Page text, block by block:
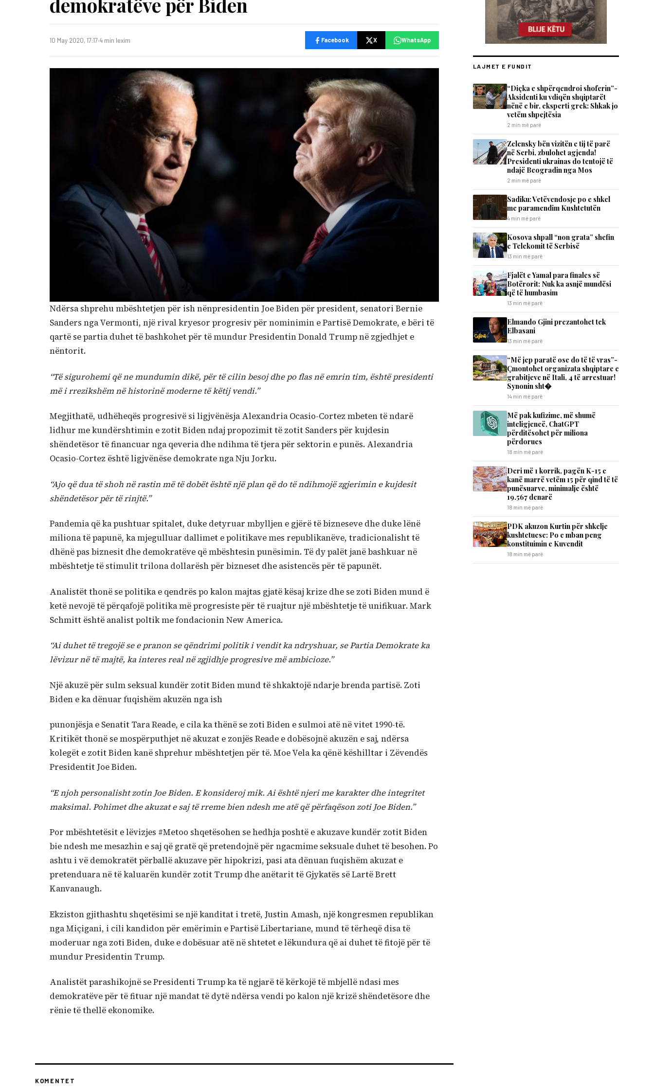
10 May 2020, 17:17·4 min lexim Facebook X WhatsApp
Ndërsa shprehu mbështetjen për ish nënpresidentin Joe Biden për president, senatori Bernie
Sanders nga Vermonti, një rival kryesor progresiv për nominimin e Partisë Demokrate, e bëri të
qartë se partia duhet të bashkohet për të mundur Presidentin Donald Trump në zgjedhjet e
nëntorit.
“Të sigurohemi që ne mundumin dikë, për të cilin besoj dhe po flas në emrin tim, është presidenti
më i rrezikshëm në historinë moderne të këtij vendi.”
Megjithatë, udhëheqës progresivë si ligjvënësja Alexandria Ocasio-Cortez mbeten të ndarë
lidhur me kundërshtimin e zotit Biden ndaj propozimit të zotit Sanders për kujdesin
shëndetësor të financuar nga qeveria dhe ndihma të tjera për sektorin e punës. Alexandria
Ocasio-Cortez është ligjvënëse demokrate nga Nju Jorku.
“Ajo që dua të shoh në rastin më të dobët është një plan që do të ndihmojë zgjerimin e kujdesit
shëndetësor për të rinjtë.”
Pandemia që ka pushtuar spitalet, duke detyruar mbylljen e gjërë të bizneseve dhe duke lënë
miliona të papunë, ka mjegulluar dallimet e politikave mes republikanëve, tradicionalisht të
dhënë pas biznesit dhe demokratëve që mbështesin punësimin. Të dy palët janë bashkuar në
mbështetje të stimulit trilona dollarësh për bizneset dhe asistencës për të papunët.
Analistët thonë se politika e qendrës po kalon majtas gjatë kësaj krize dhe se zoti Biden mund ë
ketë nevojë të përqafojë politika më progresiste për të ruajtur një mbështetje të unifikuar. Mark
Schmitt është analist poltik me fondacionin New America.
“Ai duhet të tregojë se e pranon se qëndrimi politik i vendit ka ndryshuar, se Partia Demokrate ka
lëvizur në të majtë, ka interes real në zgjidhje progresive më ambicioze.”
Një akuzë për sulm seksual kundër zotit Biden mund të shkaktojë ndarje brenda partisë. Zoti
Biden e ka dënuar fuqishëm akuzën nga ish
punonjësja e Senatit Tara Reade, e cila ka thënë se zoti Biden e sulmoi atë në vitet 1990-të.
Kritikët thonë se mospërputhjet në akuzat e zonjës Reade e dobësojnë akuzën e saj, ndërsa
kolegët e zotit Biden kanë shprehur mbështetjen për të. Moe Vela ka qënë këshilltar i Zëvendës
Presidentit Joe Biden.
“E njoh personalisht zotin Joe Biden. E konsideroj mik. Ai është njeri me karakter dhe integritet
maksimal. Pohimet dhe akuzat e saj të rreme bien ndesh me atë që përfaqëson zoti Joe Biden.”
Por mbështetësit e lëvizjes #Metoo shqetësohen se hedhja poshtë e akuzave kundër zotit Biden
bie ndesh me mesazhin e saj që gratë që pretendojnë për ngacmime seksuale duhet të besohen. Po
ashtu i vë demokratët përballë akuzave për hipokrizi, pasi ata dënuan fuqishëm akuzat e
pretenduara në të kaluarën kundër zotit Trump dhe anëtarit të Gjykatës së Lartë Brett
Kanvanaugh.
Ekziston gjithashtu shqetësimi se një kanditat i tretë, Justin Amash, një kongresmen republikan
nga Miçigani, i cili kandidon për emërimin e Partisë Libertariane, mund të tërheqë disa të
moderuar nga zoti Biden, duke e dobësuar atë në shtetet e lëkundura që ai duhet të fitojë për të
mundur Presidentin Trump.
Analistët parashikojnë se Presidenti Trump ka të ngjarë të kërkojë të mbjellë ndasi mes
demokratëve për të fituar një mandat të dytë ndërsa vendi po kalon një krizë shëndetësore dhe
rënie të thellë ekonomike.
KOMENTET
LAJMET E FUNDIT
“Diçka e shpërqendroi shoferin”-
Aksidenti ku vdiqën shqiptarët
nënë e bir, eksperti grek: Shkak jo
vetëm shpejtësia
2 min më parë
Zelensky bën vizitën e tij të parë
në Serbi, zbulohet agjenda!
Presidenti ukrainas do tentojë të
ndajë Beogradin nga Mos
2 min më parë
Sadiku: Vetëvendosje po e shkel
me paramendim Kushtetutën
4 min më parë
Kosova shpall “non grata” shefin
e Telekomit të Serbisë
13 min më parë
Fjalët e Yamal para finales së
Botërorit: Nuk ka asnjë mundësi
që të humbasim
13 min më parë
Elmando Gjini prezantohet tek
Elbasani
13 min më parë
“Më jep paratë ose do të të vras”-
Çmontohet organizata shqiptare e
grabitjeve në Itali, 4 të arrestuar!
Synonin sht�
14 min më parë
Më pak kufizime, më shumë
inteligjencë, ChatGPT
përditësohet për miliona
përdorues
18 min më parë
Deri më 1 korrik, pagën K-15 e
kanë marrë vetëm 15 për qind të të
punësuarve, minimalje është
19.567 denarë
18 min më parë
PDK akuzon Kurtin për shkelje
kushtetuese: Po e mban peng
konstituimin e Kuvendit
18 min më parë